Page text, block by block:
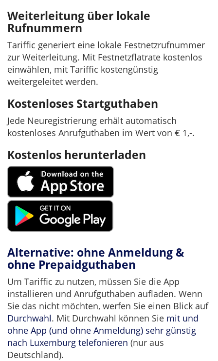
Weiterleitung über lokale
Rufnummern
Tariffic generiert eine lokale Festnetzrufnummer
zur Weiterleitung. Mit Festnetzflatrate kostenlos
einwählen, mit Tariffic kostengünstig
weitergeleitet werden.
Kostenloses Startguthaben
Jede Neuregistrierung erhält automatisch
kostenloses Anrufguthaben im Wert von € 1,-.
Kostenlos herunterladen
Alternative: ohne Anmeldung &
ohne Prepaidguthaben
Um Tariffic zu nutzen, müssen Sie die App
installieren und Anrufguthaben aufladen. Wenn
Sie das nicht möchten, werfen Sie einen Blick auf
Durchwahl. Mit Durchwahl können Sie mit und
ohne App (und ohne Anmeldung) sehr günstig
nach Luxemburg telefonieren (nur aus
Deutschland).